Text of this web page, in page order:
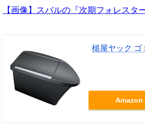
【画像】スバルの『次期フォレスタ
槌屋ヤック ゴ
Amazon